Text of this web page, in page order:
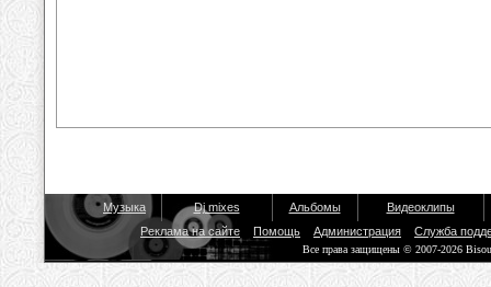
Музыка Dj mixes Альбомы
Видеоклипы
Реклама на сайте
Помощь Администрация Служба
Все права защищены © 2007-2026